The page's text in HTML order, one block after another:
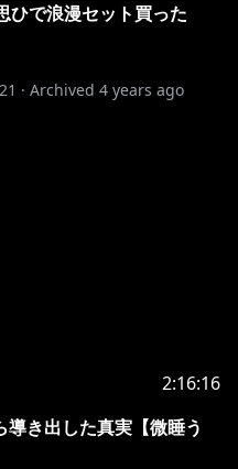
ひで浪漫セット買った
· Archived 4 years ago
2:16:16
導き出した真実【微睡う